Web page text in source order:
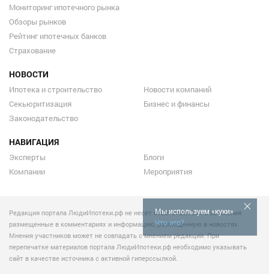
Мы используем «куки»
Что это?
Мониторинг ипотечного рынка
Обзоры рынков
Рейтинг ипотечных банков
Страхование
НОВОСТИ
Ипотека и строительство
Секьюритизация
Законодательство
Новости компаний
Бизнес и финансы
НАВИГАЦИЯ
Эксперты
Компании
Блоги
Мероприятия
Редакция портала ЛюдиИпотеки.рф не несет ответственности за мнения
размещенные в комментариях и информацию, размещенную в новостях.
Мнения участников может не совпадать с мнением редакции. При
перепечатке материалов портала ЛюдиИпотеки.рф необходимо указывать
сайт в качестве источника с активной гиперссылкой.